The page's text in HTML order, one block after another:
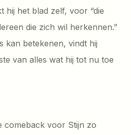
hij het blad zelf, voor “die
die zich wil herkennen.”
kan betekenen, vindt hij
van alles wat hij tot nu toe
comeback voor Stijn zo